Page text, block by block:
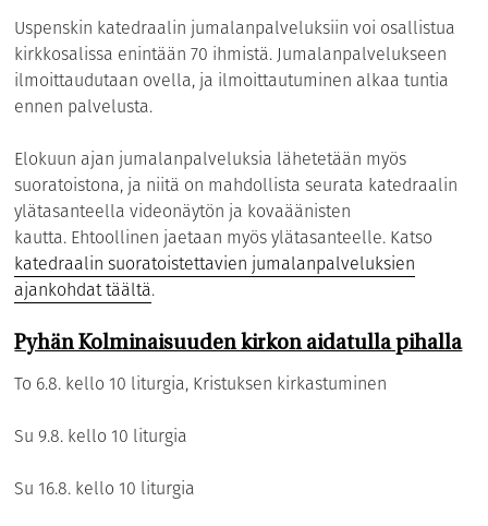
Uspenskin katedraalin jumalanpalveluksiin voi osallistua
kirkkosalissa enintään 70 ihmistä. Jumalanpalvelukseen
ilmoittaudutaan ovella, ja ilmoittautuminen alkaa tuntia
ennen palvelusta.
Elokuun ajan jumalanpalveluksia lähetetään myös
suoratoistona, ja niitä on mahdollista seurata katedraalin
ylätasanteella videonäytön ja kovaäänisten
kautta. Ehtoollinen jaetaan myös ylätasanteelle. Katso
katedraalin suoratoistettavien jumalanpalveluksien
ajankohdat täältä.
Pyhän Kolminaisuuden kirkon aidatulla pihalla
To 6.8. kello 10 liturgia, Kristuksen kirkastuminen
Su 9.8. kello 10 liturgia
Su 16.8. kello 10 liturgia